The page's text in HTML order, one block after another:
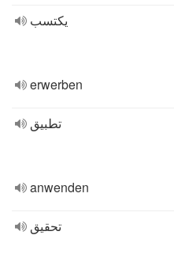
يكتسب
erwerben
تطبيق
anwenden
تحقيق